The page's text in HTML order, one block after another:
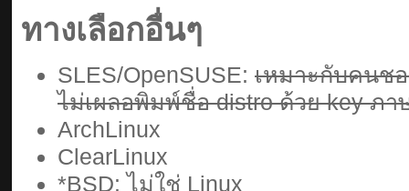
ทางเลือกอื่นๆ
SLES/OpenSUSE: เหมาะกับคนช
ไม่เผลอพิมพ์ชื่อ distro ด้วย key ภา
ArchLinux
ClearLinux
*BSD: ไม่ใช่ Linux